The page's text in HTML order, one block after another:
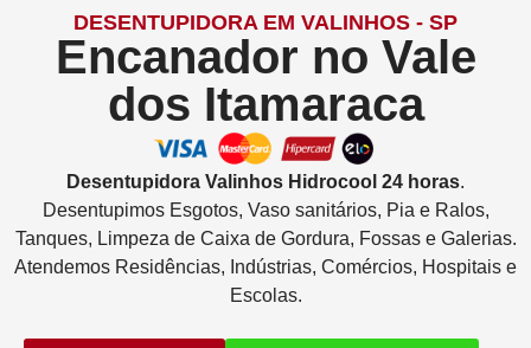
DESENTUPIDORA EM VALINHOS - SP
Encanador no Vale
dos Itamaraca
Desentupidora Valinhos Hidrocool 24 horas.
Desentupimos Esgotos, Vaso sanitários, Pia e Ralos,
Tanques, Limpeza de Caixa de Gordura, Fossas e Galerias.
Atendemos Residências, Indústrias, Comércios, Hospitais e
Escolas.